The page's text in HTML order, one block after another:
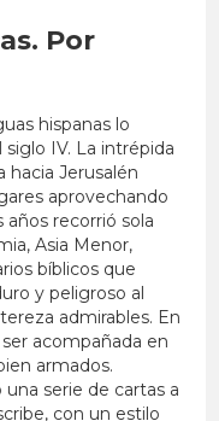
Por
hispanas lo
IV. La intrépida
hacia Jerusalén
aprovechando
recorrió sola
Asia Menor,
bíblicos que
y peligroso al
admirables. En
acompañada en
armados.
serie de cartas a
con un estilo